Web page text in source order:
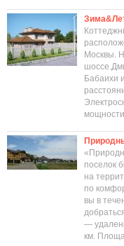
Москвы.
Бабаихи
поселок
на
по
вы в
—
км.